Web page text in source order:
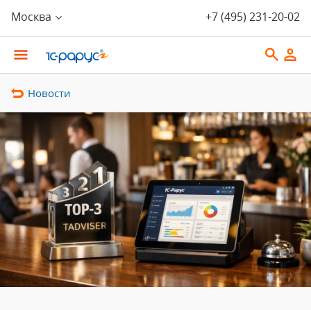
Москва +7 (495) 231-20-02
Новости